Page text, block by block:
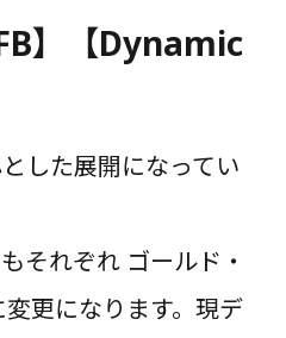
】【Dynamic
した展開になってい
それぞれ ゴールド・
更になります。現デ